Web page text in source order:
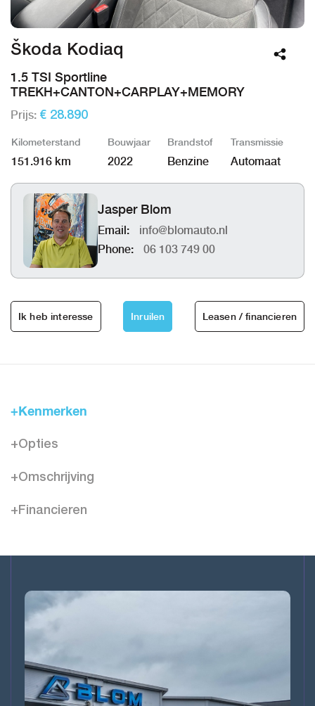
Škoda Kodiaq
1.5 TSI Sportline
TREKH+CANTON+CARPLAY+MEMORY
Prijs: € 28.890
Kilometerstand
151.916 km
Bouwjaar
2022
Brandstof
Benzine
Transmissie
Automaat
Jasper Blom
Email:
info@blomauto.nl
Phone:
06 103 749 00
Ik heb interesse Inruilen Leasen / financieren
+Kenmerken
+Opties
+Omschrijving
+Financieren